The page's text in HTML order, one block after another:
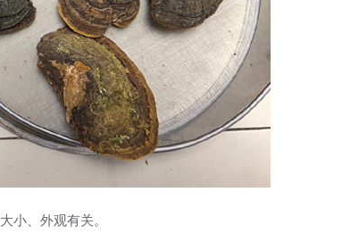
小、外观有关。